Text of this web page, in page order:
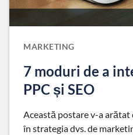
MARKETING
7 moduri de a
PPC și SEO
Această postare v-a arătat
în strategia dvs. de